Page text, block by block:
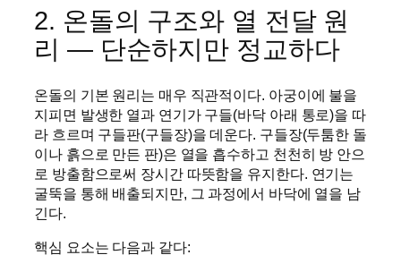
2. 온돌의 구조와 열 전달 원
리 — 단순하지만 정교하다
온돌의 기본 원리는 매우 직관적이다. 아궁이에 불을
지피면 발생한 열과 연기가 구들(바닥 아래 통로)을 따
라 흐르며 구들판(구들장)을 데운다. 구들장(두툼한 돌
이나 흙으로 만든 판)은 열을 흡수하고 천천히 방 안으
로 방출함으로써 장시간 따뜻함을 유지한다. 연기는
굴뚝을 통해 배출되지만, 그 과정에서 바닥에 열을 남
긴다.
핵심 요소는 다음과 같다: